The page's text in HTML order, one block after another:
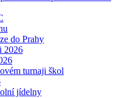
do Prahy
2026
turnaji škol
jídelny